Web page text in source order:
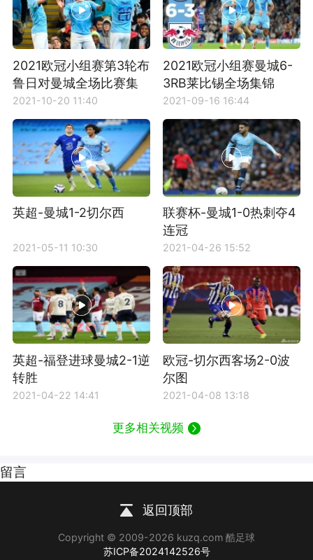
2021欧冠小组赛第3轮布
鲁日对曼城全场比赛集
锦
2021-10-20 11:40
2021欧冠小组赛曼城6-
3RB莱比锡全场集锦
2021-09-16 16:44
英超-曼城1-2切尔西
2021-05-11 10:30
联赛杯-曼城1-0热刺夺4
连冠
2021-04-26 15:52
英超-福登进球曼城2-1逆
转胜
2021-04-22 14:41
欧冠-切尔西客场2-0波
尔图
2021-04-08 13:18
更多相关视频
留言
返回顶部
Copyright © 2009-2026 kuzq.com 酷足球
苏ICP备2024142526号